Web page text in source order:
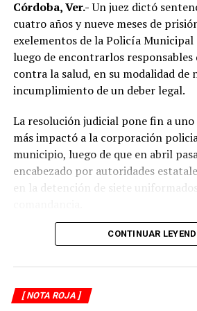
seguridad entre vehículos,
temporada de lluvias, cuando el
incrementa en las carreteras de la
La circulación en la zona se vio
minutos mientras se realizaban las
levantamiento de indicios por parte
Posteriormente, el tránsito fue
normal.
Córdoba, Ver.-Un juez dictó
cuatro años y nueve meses de
exelementos de la Policía Municipal
luego de encontrarlos responsables
contra la salud, en su modalidad de
incumplimiento de un deber legal.
La resolución judicial pone fin a uno
más impactó a la corporación
municipio, luego de que en abril
encabezado por autoridades
en la detención de siete
La intervención se realizó el 10 de
elementos de la Secretaría de
Secretaría de Seguridad Pública
ejecutaron una revisión en las
CONTINUAR
[ NOTA ROJA ]